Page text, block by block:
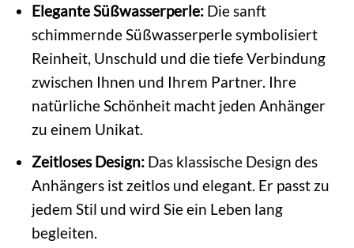
Elegante Süßwasserperle:Die sanft
schimmernde Süßwasserperle symbolisiert
Reinheit, Unschuld und die tiefe Verbindung
zwischen Ihnen und Ihrem Partner. Ihre
natürliche Schönheit macht jeden Anhänger
zu einem Unikat.
Zeitloses Design:Das klassische Design des
Anhängers ist zeitlos und elegant. Er passt zu
jedem Stil und wird Sie ein Leben lang
begleiten.